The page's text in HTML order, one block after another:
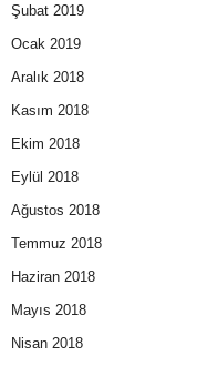
Şubat 2019
Ocak 2019
Aralık 2018
Kasım 2018
Ekim 2018
Eylül 2018
Ağustos 2018
Temmuz 2018
Haziran 2018
Mayıs 2018
Nisan 2018